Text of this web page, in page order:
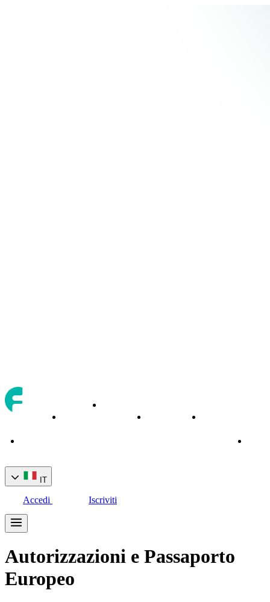
IT
Accedi Iscriviti
Autorizzazioni e Passaporto
Europeo